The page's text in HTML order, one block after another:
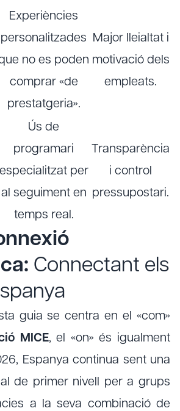
Experiències
personalitzades
no es poden
comprar «de
prestatgeria».
Major lleialtat i
motivació dels
empleats.
Ús de
programari
especialitzat per
al seguiment en
temps real.
Transparència
i control
pressupostari.
Connectant els
guia se centra en el «com»
MICE, el «on» és igualment
Espanya continua sent una
de primer nivell per a grups
a la seva combinació de